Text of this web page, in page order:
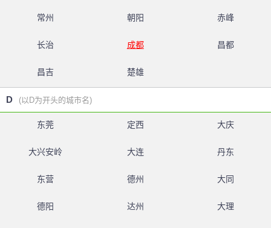
常州 朝阳 赤峰
长治 成都 昌都
昌吉 楚雄
D (以D为开头的城市名)
东莞 定西 大庆
大兴安岭 大连 丹东
东营 德州 大同
德阳 达州 大理